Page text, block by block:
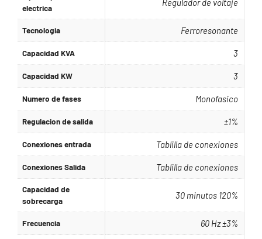
electrica
Regulador de voltaje
Tecnologia Ferroresonante
Capacidad KVA 3
Capacidad KW 3
Numero de fases Monofasico
Regulacion de salida ±1%
Conexiones entrada Tablilla de conexiones
Conexiones Salida Tablilla de conexiones
Capacidad de
sobrecarga
30 minutos 120%
Frecuencia 60 Hz ±3%